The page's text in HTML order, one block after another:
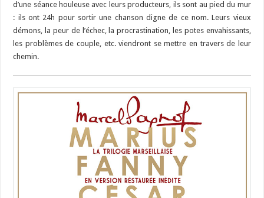
d’une séance houleuse avec leurs producteurs, ils sont au pied du mur
: ils ont 24h pour sortir une chanson digne de ce nom. Leurs vieux
démons, la peur de l’échec, la procrastination, les potes envahissants,
les problèmes de couple, etc. viendront se mettre en travers de leur
chemin.